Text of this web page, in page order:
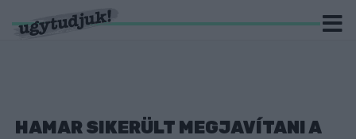
HAMAR SIKERÜLT MEGJAVÍTANI A